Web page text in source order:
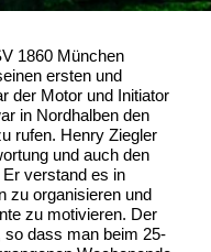
1860 München
ersten und
der Motor und Initiator
in Nordhalben den
rufen. Henry Ziegler
und auch den
verstand es in
zu organisieren und
zu motivieren. Der
so dass man beim 25-